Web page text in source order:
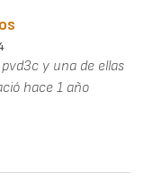
y una de ellas
hace 1 año